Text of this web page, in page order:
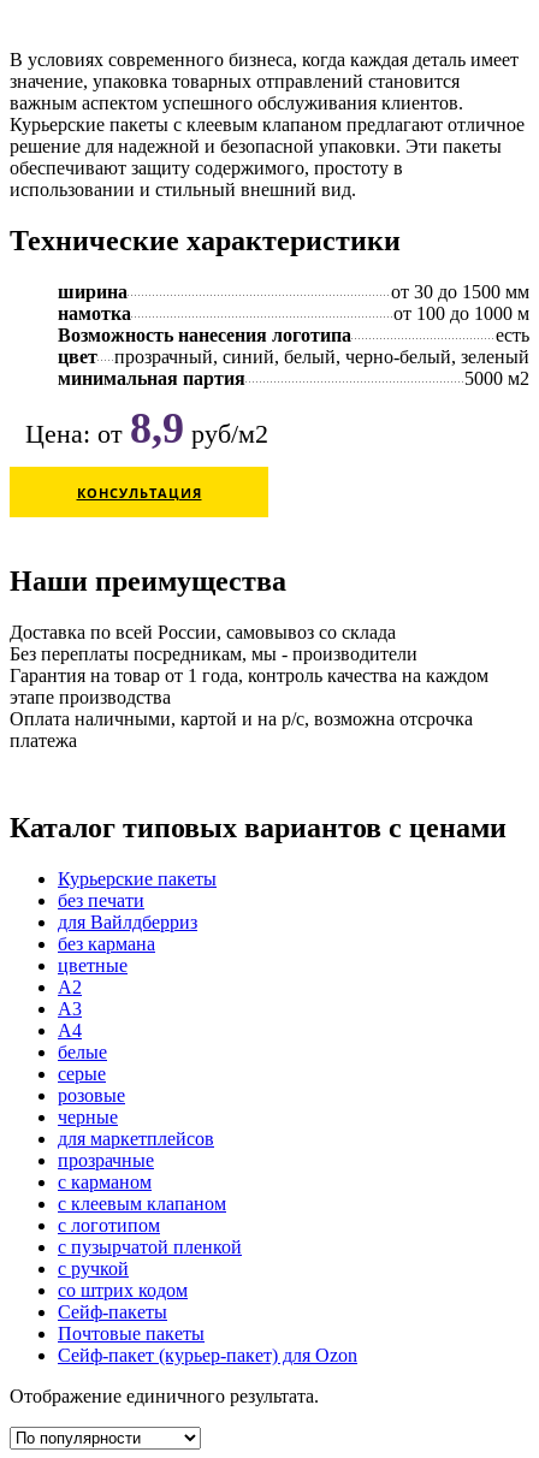
В условиях современного бизнеса, когда каждая деталь имеет
значение, упаковка товарных отправлений становится
важным аспектом успешного обслуживания клиентов.
Курьерские пакеты с клеевым клапаном предлагают отличное
решение для надежной и безопасной упаковки. Эти пакеты
обеспечивают защиту содержимого, простоту в
использовании и стильный внешний вид.
Технические характеристики
ширина
от 30 до 1500 мм
намотка
от 100 до 1000 м
Возможность нанесения логотипа
есть
цвет
прозрачный, синий, белый, черно-белый, зеленый
минимальная партия
5000 м2
Цена: от 8,9 руб/м2
КОНСУЛЬТАЦИЯ
Наши преимущества
Доставка по всей России, самовывоз со склада
Без переплаты посредникам, мы - производители
Гарантия на товар от 1 года, контроль качества на каждом
этапе производства
Оплата наличными, картой и на р/с, возможна отсрочка
платежа
Каталог типовых вариантов с ценами
Курьерские пакеты
без печати
для Вайлдберриз
без кармана
цветные
А2
А3
A4
белые
серые
розовые
черные
для маркетплейсов
прозрачные
с карманом
с клеевым клапаном
с логотипом
с пузырчатой пленкой
с ручкой
со штрих кодом
Сейф-пакеты
Почтовые пакеты
Сейф-пакет (курьер-пакет) для Ozon
Отображение единичного результата.